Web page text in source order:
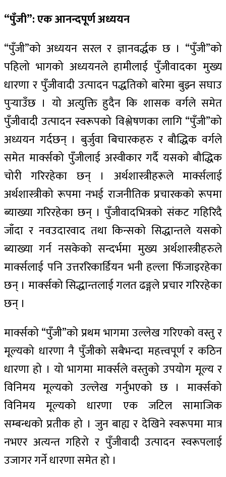
“पुँजी”: एक आनन्दपूर्ण अध्ययन
“पुँजी”को अध्ययन सरल र ज्ञानवर्द्धक छ । “पुँजी”को
पहिलो भागको अध्ययनले हामीलाई पुँजीवादका मुख्य
धारणा र पुँजीवादी उत्पादन पद्धतिको बारेमा बुझ्न सघाउ
पुर्‍याउँछ । यो अत्युक्ति हुदैन कि शासक वर्गले समेत
पुँजीवादी उत्पादन स्वरूपको विश्लेषणका लागि “पुँजी”को
अध्ययन गर्दछन् । बुर्जुवा बिचारकहरु र बौद्धिक वर्गले
समेत मार्क्सको पुँजीलाई अस्वीकार गर्दै यसको बौद्धिक
चोरी गरिरहेका छन् । अर्थशास्त्रीहरूले मार्क्सलाई
अर्थशास्त्रीको रूपमा नभई राजनीतिक प्रचारकको रूपमा
ब्याख्या गरिरहेका छन् । पुँजीवादभित्रको संकट गहिरिदै
जाँदा र नवउदारवाद तथा किन्सको सिद्धान्तले यसको
ब्याख्या गर्न नसकेको सन्दर्भमा मुख्य अर्थशास्त्रीहरुले
मार्क्सलाई पनि उत्तररिकार्डियन भनी हल्ला फिँजाइरहेका
छन् । मार्क्सको सिद्धान्तलाई गलत ढङ्गले प्रचार गरिरहेका
छन् ।
मार्क्सको “पुँजी”को प्रथम भागमा उल्लेख गरिएको वस्तु र
मूल्यको धारणा नै पुँजीको सबैभन्दा महत्त्वपूर्ण र कठिन
धारणा हो । यो भागमा मार्क्सले वस्तुको उपयोग मूल्य र
विनिमय मूल्यको उल्लेख गर्नुभएको छ । मार्क्सको
विनिमय मूल्यको धारणा एक जटिल सामाजिक
सम्बन्धको प्रतीक हो । जुन बाह्य र देखिने स्वरूपमा मात्र
नभएर अत्यन्त गहिरो र पुँजीवादी उत्पादन स्वरूपलाई
उजागर गर्ने धारणा समेत हो ।